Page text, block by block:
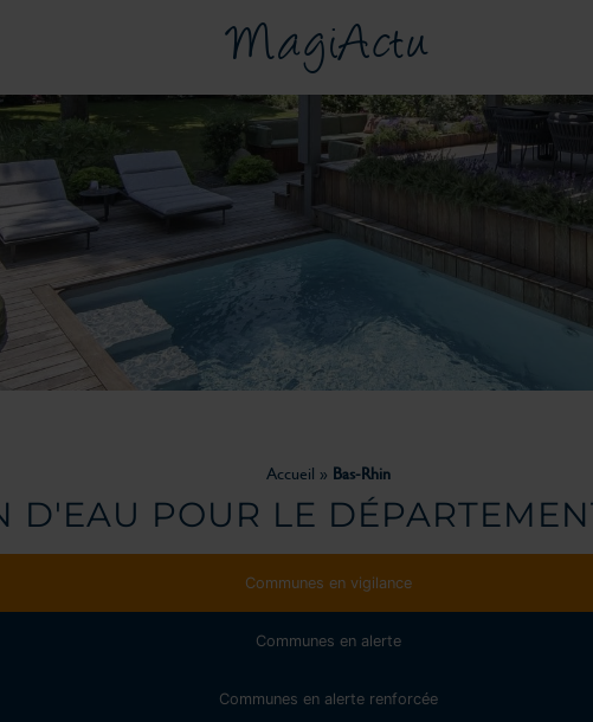
MagiActu
Accueil » Bas-Rhin
D'EAU POUR LE
Communes en vigilance
Communes en alerte
Communes en alerte renforcée